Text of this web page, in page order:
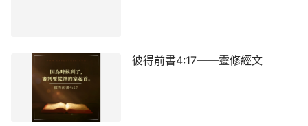
彼得前書4:17——靈修經文